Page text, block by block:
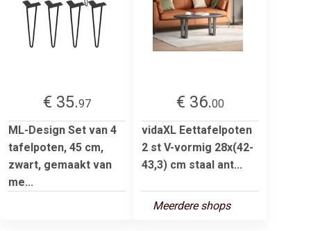
€ 35.97
ML-Design Set van 4
tafelpoten, 45 cm,
zwart, gemaakt van
me...
€ 36.00
vidaXL Eettafelpoten
2 st V-vormig 28x(42-
43,3) cm staal ant...
Meerdere shops